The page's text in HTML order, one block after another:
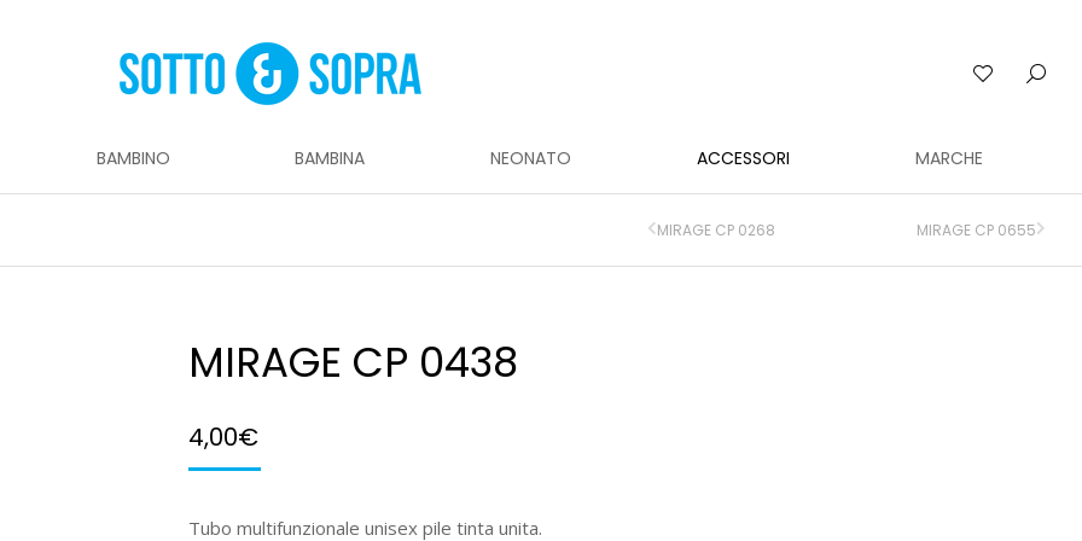
BAMBINO BAMBINA NEONATO ACCESSORI MARCHE
MIRAGE CP 0268 MIRAGE CP 0655
MIRAGE CP 0438
4,00€
Tubo multifunzionale unisex pile tinta unita.